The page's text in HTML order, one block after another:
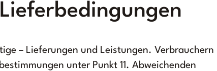
– Lieferungen und Leistungen. Verbrauchern
unter Punkt 11. Abweichenden